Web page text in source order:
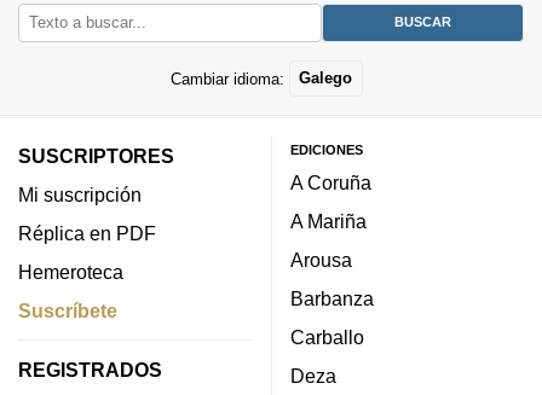
Cambiar idioma: Galego
SUSCRIPTORES
Mi suscripción
Réplica en PDF
Hemeroteca
Suscríbete
REGISTRADOS
EDICIONES
A Coruña
A Mariña
Arousa
Barbanza
Carballo
Deza